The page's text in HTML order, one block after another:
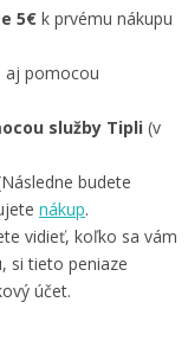
5€ k prvému nákupu
aj pomocou
služby Tipli (v
budete
nákup.
vidieť, koľko sa vám
si tieto peniaze
účet.